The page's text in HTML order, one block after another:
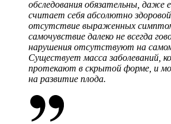
обследования обязательны, даже
считает себя абсолютно
отсутствие выраженных
самочувствие далеко не всегда
нарушения отсутствуют на
Существует масса заболеваний,
протекают в скрытой форме, и
на развитие плода.